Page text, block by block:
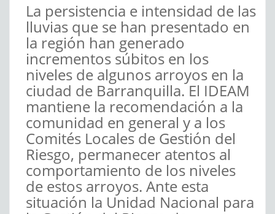
La persistencia e intensidad de las
lluvias que se han presentado en
la región han generado
incrementos súbitos en los
niveles de algunos arroyos en la
ciudad de Barranquilla. El IDEAM
mantiene la recomendación a la
comunidad en general y a los
Comités Locales de Gestión del
Riesgo, permanecer atentos al
comportamiento de los niveles
de estos arroyos. Ante esta
situación la Unidad Nacional para